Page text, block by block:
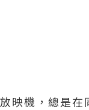
映機，總是在